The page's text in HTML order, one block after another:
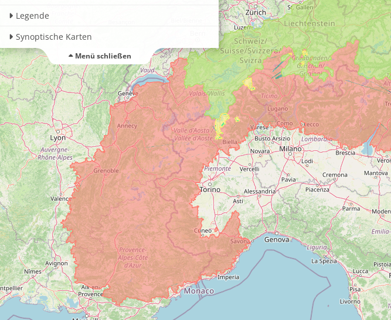
Legende
Synoptische Karten
Menü schließen